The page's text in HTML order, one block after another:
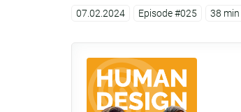
07.02.2024 Episode #025 38 min